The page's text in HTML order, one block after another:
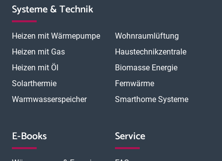
Systeme & Technik
Heizen mit Wärmepumpe
Heizen mit Gas
Heizen mit Öl
Solarthermie
Warmwasserspeicher
Wohnraumlüftung
Haustechnikzentrale
Biomasse Energie
Fernwärme
Smarthome Systeme
E-Books Service